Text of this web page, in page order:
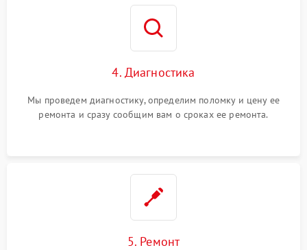
4. Диагностика
Мы проведем диагностику, определим поломку и цену ее
ремонта и сразу сообщим вам о сроках ее ремонта.
5. Ремонт